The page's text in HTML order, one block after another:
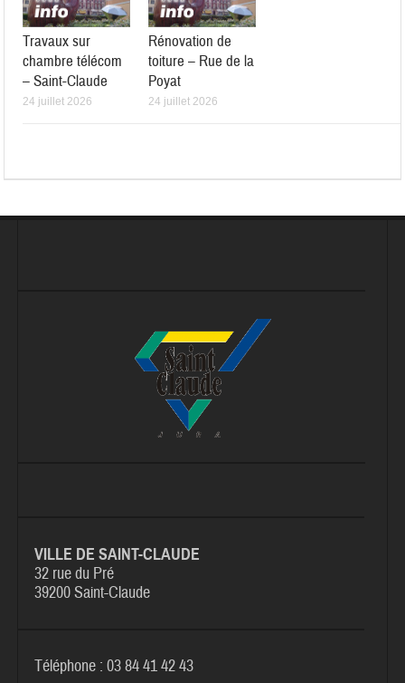
Travaux sur
chambre télécom
– Saint-Claude
24 juillet 2026
Rénovation de
toiture – Rue de la
Poyat
24 juillet 2026
VILLE DE SAINT-CLAUDE
32 rue du Pré
39200 Saint-Claude
Téléphone : 03 84 41 42 43